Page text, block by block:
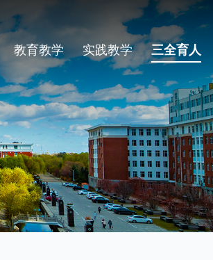
教育教学 实践教学 三全育人